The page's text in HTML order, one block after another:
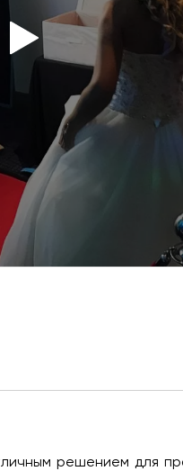
решением для